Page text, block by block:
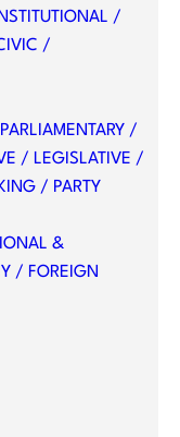
/
/
/
/ LEGISLATIVE /
/ PARTY
&
/ FOREIGN